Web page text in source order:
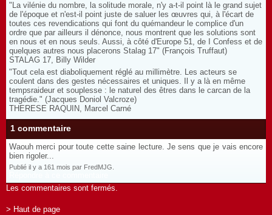
"La vilénie du nombre, la solitude morale, n'y a-t-il point là le grand sujet
de l'époque et n'est-il point juste de saluer les œuvres qui, à l'écart de
toutes ces revendications qui font du quémandeur le complice d'un
ordre que par ailleurs il dénonce, nous montrent que les solutions sont
en nous et en nous seuls. Aussi, à côté d'Europe 51, de I Confess et de
quelques autres nous placerons Stalag 17" (François Truffaut)
STALAG 17, Billy Wilder
"Tout cela est diaboliquement réglé au millimètre. Les acteurs se
coulent dans des gestes nécessaires et uniques. Il y a là en même
tempsraideur et souplesse : le naturel des êtres dans le carcan de la
tragédie." (Jacques Doniol Valcroze)
THERESE RAQUIN, Marcel Carné
1 commentaire
Waouh merci pour toute cette saine lecture. Je sens que je vais encore
bien rigoler...
Publié il y a 161 mois par FredMJG.
Les commentaires sont fermés.
> Haut de page